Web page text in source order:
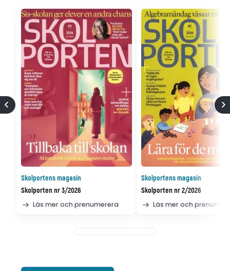
Skolportens magasin
Skolporten nr 3/2026
Läs mer och prenumerera
Skolportens magasin
Skolporten nr 2/2026
Läs mer och